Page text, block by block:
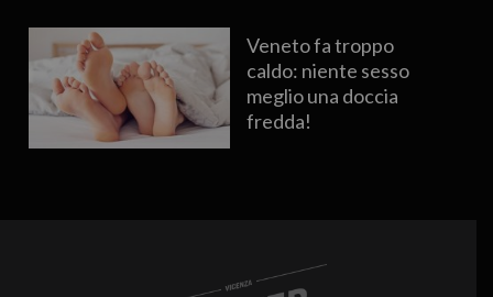
Veneto fa troppo
caldo: niente sesso
meglio una doccia
fredda!